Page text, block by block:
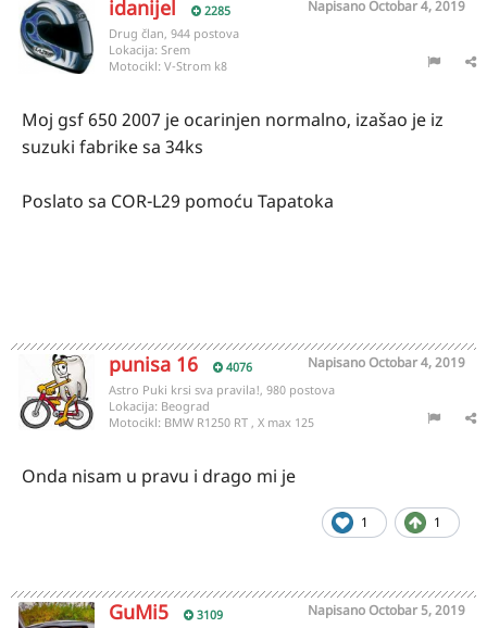
idanijel 2285 NapisanoOctobar 4, 2019
Drug član, 944 postova
Lokacija: Srem
Motocikl: V-Strom k8
Moj gsf 650 2007 je ocarinjen normalno, izašao je iz
suzuki fabrike sa 34ks
Poslato sa COR-L29 pomoću Tapatoka
punisa 16 4076 NapisanoOctobar 4, 2019
Astro Puki krsi sva pravila!, 980 postova
Lokacija: Beograd
Motocikl: BMW R1250 RT , X max 125
Onda nisam u pravu i drago mi je
1 1
GuMi5 3109 NapisanoOctobar 5, 2019